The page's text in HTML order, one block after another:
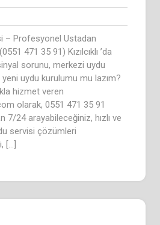
– Profesyonel Ustadan
471 35 91) Kızılcıklı ’da
sorunu, merkezi uydu
yeni uydu kurulumu mu lazım?
hizmet veren
olarak, 0551 471 35 91
7/24 arayabileceğiniz, hızlı ve
servisi çözümleri
[…]